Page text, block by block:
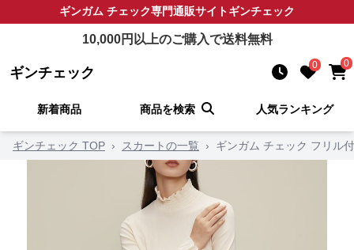
ギンガム チェック専門通販サイトギンチェック
10,000円以上のご購入で送料無料
ギンチェック 0 0
新着商品 商品を検索 人気ランキング
ギンチェック TOP › スカートの一覧 › ギンガム チェック フリル